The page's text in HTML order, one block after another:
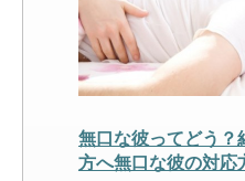
無口な彼ってどう？
方へ無口な彼の対応